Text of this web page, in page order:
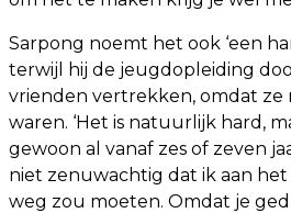
Sarpong noemt het ook ‘een
terwijl hij de jeugdopleiding
vrienden vertrekken, omdat ze
waren. ‘Het is natuurlijk hard,
gewoon al vanaf zes of zeven
niet zenuwachtig dat ik aan het
weg zou moeten. Omdat je